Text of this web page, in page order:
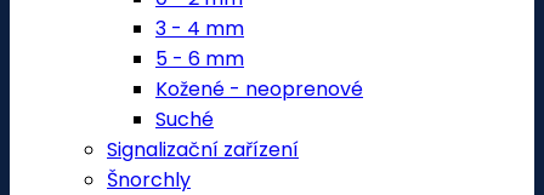
3 - 4 mm
5 - 6 mm
Kožené - neoprenové
Suché
Signalizační zařízení
Šnorchly